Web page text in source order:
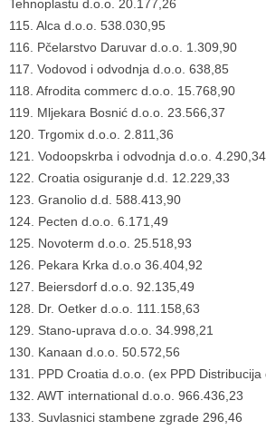
Tehnoplastu d.o.o. 20.177,26
115. Alca d.o.o. 538.030,95
116. Pčelarstvo Daruvar d.o.o. 1.309,90
117. Vodovod i odvodnja d.o.o. 638,85
118. Afrodita commerc d.o.o. 15.768,90
119. Mljekara Bosnić d.o.o. 23.566,37
120. Trgomix d.o.o. 2.811,36
121. Vodoopskrba i odvodnja d.o.o. 4.290,34
122. Croatia osiguranje d.d. 12.229,33
123. Granolio d.d. 588.413,90
124. Pecten d.o.o. 6.171,49
125. Novoterm d.o.o. 25.518,93
126. Pekara Krka d.o.o 36.404,92
127. Beiersdorf d.o.o. 92.135,49
128. Dr. Oetker d.o.o. 111.158,63
129. Stano-uprava d.o.o. 34.998,21
130. Kanaan d.o.o. 50.572,56
131. PPD Croatia d.o.o. (ex PPD
132. AWT international d.o.o. 966.436,23
133. Suvlasnici stambene zgrade 296,46